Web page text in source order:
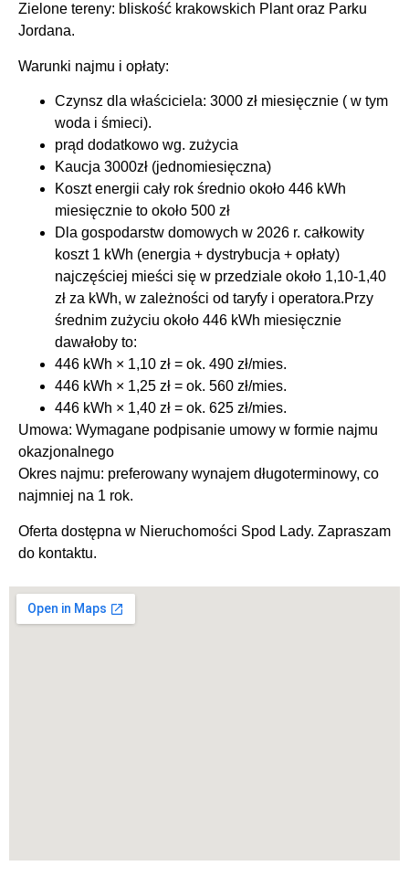
Zielone tereny: bliskość krakowskich Plant oraz Parku
Jordana.
Warunki najmu i opłaty:
Czynsz dla właściciela: 3000 zł miesięcznie ( w tym
woda i śmieci).
prąd dodatkowo wg. zużycia
Kaucja 3000zł (jednomiesięczna)
Koszt energii cały rok średnio około 446 kWh
miesięcznie to około 500 zł
Dla gospodarstw domowych w 2026 r. całkowity
koszt 1 kWh (energia + dystrybucja + opłaty)
najczęściej mieści się w przedziale około 1,10-1,40
zł za kWh, w zależności od taryfy i operatora.Przy
średnim zużyciu około 446 kWh miesięcznie
dawałoby to:
446 kWh × 1,10 zł = ok. 490 zł/mies.
446 kWh × 1,25 zł = ok. 560 zł/mies.
446 kWh × 1,40 zł = ok. 625 zł/mies.
Umowa: Wymagane podpisanie umowy w formie najmu
okazjonalnego
Okres najmu: preferowany wynajem długoterminowy, co
najmniej na 1 rok.
Oferta dostępna w Nieruchomości Spod Lady. Zapraszam
do kontaktu.